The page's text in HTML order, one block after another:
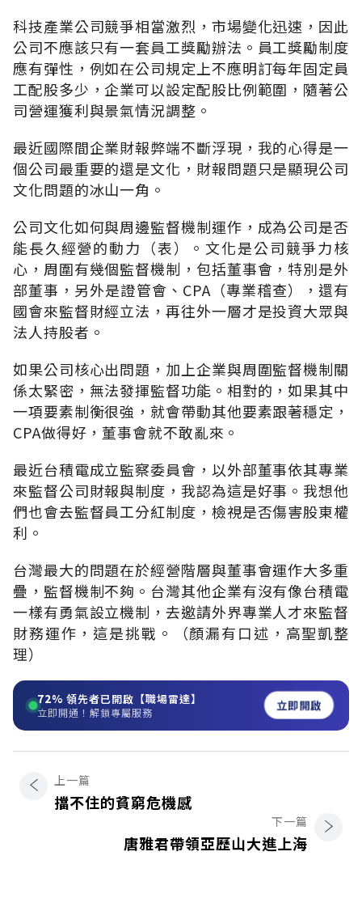
科技產業公司競爭相當激烈，市場變化迅速，因此
公司不應該只有一套員工獎勵辦法。員工獎勵制度
應有彈性，例如在公司規定上不應明訂每年固定員
工配股多少，企業可以設定配股比例範圍，隨著公
司營運獲利與景氣情況調整。
最近國際間企業財報弊端不斷浮現，我的心得是一
個公司最重要的還是文化，財報問題只是顯現公司
文化問題的冰山一角。
公司文化如何與周邊監督機制運作，成為公司是否
能長久經營的動力（表）。文化是公司競爭力核
心，周圍有幾個監督機制，包括董事會，特別是外
部董事，另外是證管會、CPA（專業稽查），還有
國會來監督財經立法，再往外一層才是投資大眾與
法人持股者。
如果公司核心出問題，加上企業與周圍監督機制關
係太緊密，無法發揮監督功能。相對的，如果其中
一項要素制衡很強，就會帶動其他要素跟著穩定，
CPA做得好，董事會就不敢亂來。
最近台積電成立監察委員會，以外部董事依其專業
來監督公司財報與制度，我認為這是好事。我想他
們也會去監督員工分紅制度，檢視是否傷害股東權
利。
台灣最大的問題在於經營階層與董事會運作大多重
疊，監督機制不夠。台灣其他企業有沒有像台積電
一樣有勇氣設立機制，去邀請外界專業人才來監督
財務運作，這是挑戰。（顏漏有口述，高聖凱整
理）
72% 領先者已開啟【職場雷達】
立即開通！解鎖專屬服務 立即開啟
上一篇
擋不住的貧窮危機感
下一篇
唐雅君帶領亞歷山大進上海